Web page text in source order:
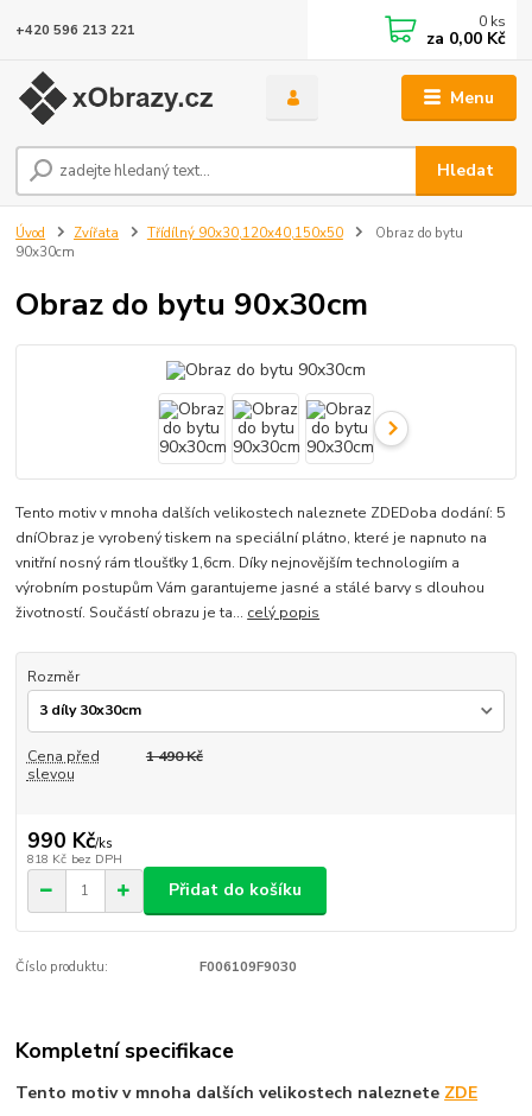
Menu
Hledat
+420 596 213 221 0 ks
za 0,00 Kč
Úvod Zvířata Třídílný 90x30,120x40,150x50
Obraz do bytu
90x30cm
Obraz do bytu 90x30cm
Tento motiv v mnoha dalších velikostech naleznete ZDEDoba dodání: 5
dníObraz je vyrobený tiskem na speciální plátno, které je napnuto na
vnitřní nosný rám tloušťky 1,6cm. Díky nejnovějším technologiím a
výrobním postupům Vám garantujeme jasné a stálé barvy s dlouhou
životností. Součástí obrazu je ta... celý popis
Rozměr
Cena před
slevou
1 490 Kč
990 Kč/ks
818 Kč bez DPH
Přidat do košíku
Číslo produktu: F006109F9030
Kompletní specifikace
Tento motiv v mnoha dalších velikostech naleznete ZDE